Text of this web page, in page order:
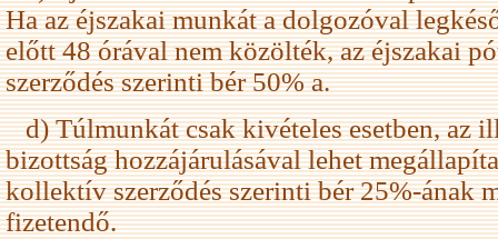
Ha az éjszakai munkát a dolgozóval
előtt 48 órával nem közölték, az éjszakai
szerződés szerinti bér 50% a.
d) Túlmunkát csak kivételes esetben, az
bizottság hozzájárulásával lehet
kollektív szerződés szerinti bér 25%-ának
fizetendő.